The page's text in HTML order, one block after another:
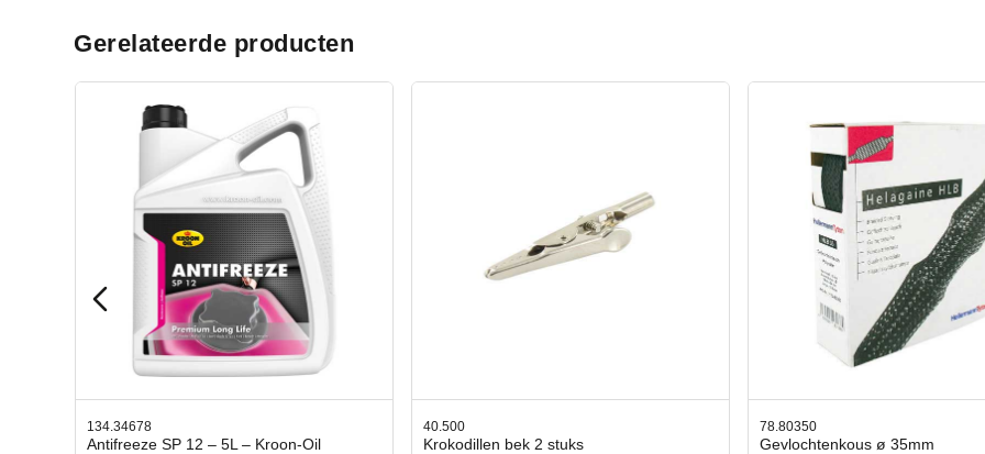
Gerelateerde producten
40.500
Krokodillen bek 2 stuks
78.80350
Gevlochtenkous ø 35mm
42.59551
Bit- en Doppenset 19 Delig